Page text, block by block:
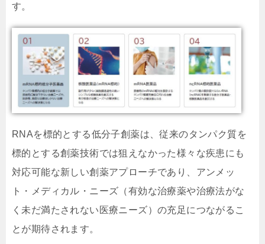
す。
RNAを標的とする低分子創薬は、従来のタンパク質を
標的とする創薬技術では狙えなかった様々な疾患にも
対応可能な新しい創薬アプローチであり、アンメッ
ト・メディカル・ニーズ（有効な治療薬や治療法がな
く未だ満たされない医療ニーズ）の充足につながるこ
とが期待されます。